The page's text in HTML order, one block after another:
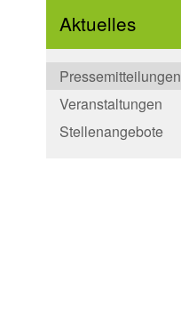
Aktuelles
Pressemitteilungen
Veranstaltungen
Stellenangebote